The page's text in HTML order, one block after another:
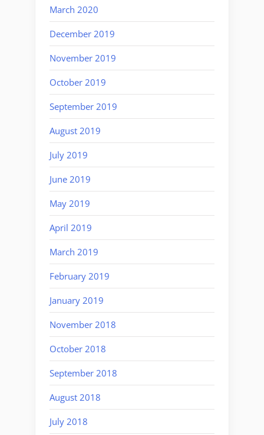
March 2020
December 2019
November 2019
October 2019
September 2019
August 2019
July 2019
June 2019
May 2019
April 2019
March 2019
February 2019
January 2019
November 2018
October 2018
September 2018
August 2018
July 2018